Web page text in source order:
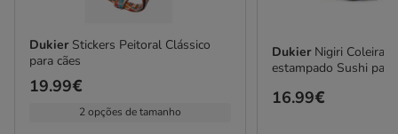
Dukier Stickers Peitoral Clássico
para cães
Preço
19.99€
2 opções de tamanho
Dukier Nigiri Coleira
estampado Sushi para
Preço
16.99€